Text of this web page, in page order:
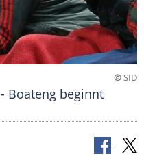
©SID
Boateng beginnt